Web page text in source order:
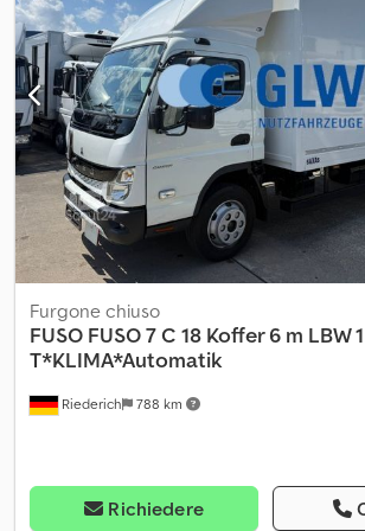
telefoniche * Cabina doppia, 6 posti * Airbag,
marce, autoradio, climatizzatore, gancio di
sfera intercambiabile, specchietto retrovisore
autista con sospensioni e bracciolo per
Dimensioni pneumatici: 195/75R16C ----il
nostri servizi per voi: Codpjzr Dgvefx Al Aeha
all'ottenimento di targhe provvisorie o di
Trasporto/consegna in tutta l'UE -
verso paesi terzi Whatsapp per comunicazioni
russo e altre lingue:
Riederich 788 km
Furgone chiuso
FUSO FUSO 7 C 18 Koffer 6 m LBW 1
T*KLIMA*Automatik
Richiedere